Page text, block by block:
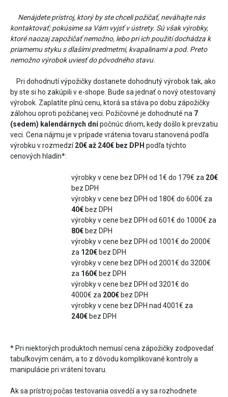
Nenájdete prístroj, ktorý by ste chceli požičať, neváhajte nás
kontaktovať; pokúsime sa Vám vyjsť v ústrety. Sú však výrobky,
ktoré naozaj zapožičať nemožno, lebo pri ich použití dochádza k
priamemu styku s dlašími predmetmi, kvapalinami a pod. Preto
nemožno výrobok uviesť do pôvodného stavu.
Pri dohodnutí výpožičky dostanete dohodnutý výrobok tak, ako
by ste si ho zakúpili v e-shope. Bude sa jednať o nový otestovaný
výrobok. Zaplatíte plnú cenu, ktorá sa stáva po dobu zápožičky
zálohou oproti požičanej veci. Požičovné je dohodnuté na 7
(sedem) kalendárnych dnípočnúc dňom, kedy došlo k prevzatiu
veci. Cena nájmu je v prípade vrátenia tovaru stanovená podľa
výrobku v rozmedzí20€ až 240€ bez DPH podľa týchto
cenových hladín*:
výrobky v cene bez DPH od 1€ do 179€ za 20€
bez DPH
výrobky v cene bez DPH od 180€ do 600€ za
40€ bez DPH
výrobky v cene bez DPH od 601€ do 1000€ za
80€ bez DPH
výrobky v cene bez DPH od 1001€ do 2000€
za 120€ bez DPH
výrobky v cene bez DPH od 2001€ do 3200€
za 160€ bez DPH
výrobky v cene bez DPH od 3201€ do
4000€ za 200€ bez DPH
výrobky v cene bez DPH nad 4001€ za
240€ bez DPH
​* Pri niektorých produktoch nemusí cena zápožičky zodpovedať
tabuľkovým cenám, a to z dôvodu komplikované kontroly a
manipulácie pri vrátení tovaru.
Ak sa prístroj počas testovania osvedčí a vy sa rozhodnete